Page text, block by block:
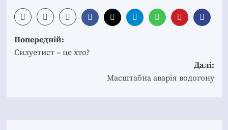
Post
navigation
Попередній:
Силуетист – це хто?
Далі:
Масштабна аварія водогону